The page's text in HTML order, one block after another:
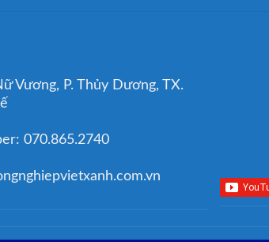
Vương, P. Thủy Dương, TX.
070.865.2740